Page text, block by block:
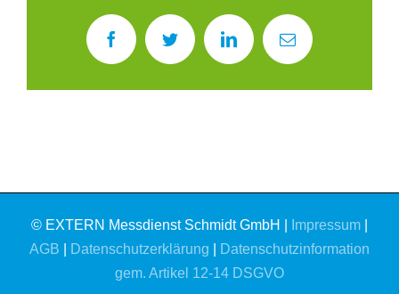
FacebookTwitter LinkedInE-
Mail
© EXTERN Messdienst Schmidt GmbH | Impressum
AGB
Datenschutzerklärung
Datenschutzinformation
gem. Artikel 12-14 DSGVO